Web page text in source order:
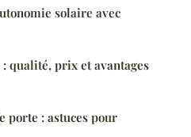
solaire avec
qualité, prix et avantages
porte : astuces pour